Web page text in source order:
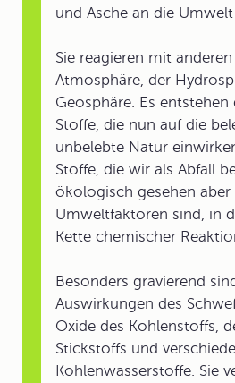
und Asche an die
Sie reagieren mit
Atmosphäre, der
Geosphäre. Es
Stoffe, die nun auf die
unbelebte Natur
Stoffe, die wir als Abfall
ökologisch gesehen
Umweltfaktoren sind, in
Kette chemischer
Besonders gravierend
Auswirkungen des
Oxide des Kohlenstoffs,
Stickstoffs und
Kohlenwasserstoffe. Sie